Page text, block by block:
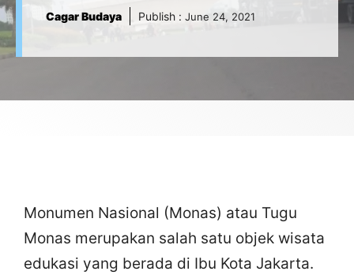
Cagar Budaya Publish : June 24, 2021
Monumen Nasional (Monas) atau Tugu
Monas merupakan salah satu objek wisata
edukasi yang berada di Ibu Kota Jakarta.